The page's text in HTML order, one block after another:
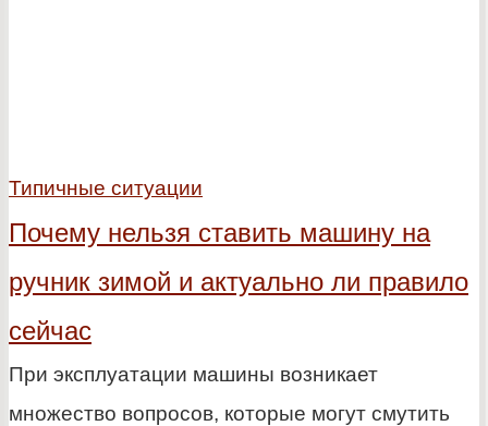
Типичные ситуации
Почему нельзя ставить машину на
ручник зимой и актуально ли правило
сейчас
При эксплуатации машины возникает
множество вопросов, которые могут смутить